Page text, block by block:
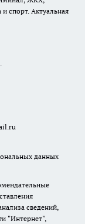
и спорт. Актуальная
данных
сведений,
"Интернет",